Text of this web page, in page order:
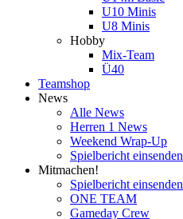
U10 Minis
U8 Minis
Hobby
Mix-Team
Ü40
Teamshop
News
Alle News
Herren 1 News
Weekend Wrap-Up
Spielbericht einsenden
Mitmachen!
Spielbericht einsenden
ONE TEAM
Gameday Crew